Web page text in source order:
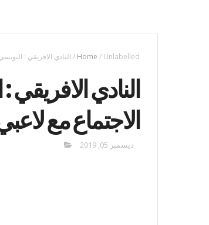
Home / Unlabelled
/ النادي الافريقي :
النادي
الاجتماع مع
ديسمبر 05, 2019